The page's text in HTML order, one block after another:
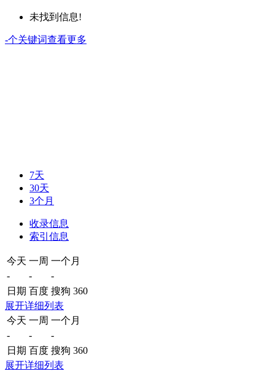
未找到信息!
-个关键词查看更多
7天
30天
3个月
收录信息
索引信息
今天 一周 一个月
-
-
-
日期 百度 搜狗 360
展开详细列表
今天 一周 一个月
-
-
-
日期 百度 搜狗 360
展开详细列表